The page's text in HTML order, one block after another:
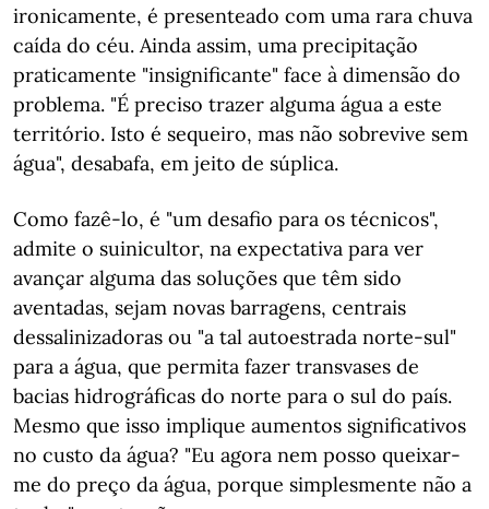
ironicamente, é presenteado com uma rara chuva
caída do céu. Ainda assim, uma precipitação
praticamente "insignificante" face à dimensão do
problema. "É preciso trazer alguma água a este
território. Isto é sequeiro, mas não sobrevive sem
água", desabafa, em jeito de súplica.
Como fazê-lo, é "um desafio para os técnicos",
admite o suinicultor, na expectativa para ver
avançar alguma das soluções que têm sido
aventadas, sejam novas barragens, centrais
dessalinizadoras ou "a tal autoestrada norte-sul"
para a água, que permita fazer transvases de
bacias hidrográficas do norte para o sul do país.
Mesmo que isso implique aumentos significativos
no custo da água? "Eu agora nem posso queixar-
me do preço da água, porque simplesmente não a